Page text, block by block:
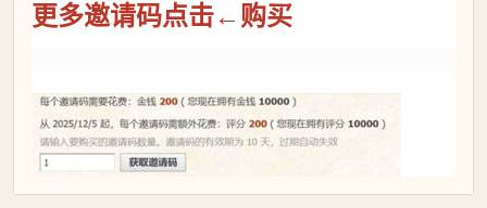
更多邀请码点击←购买